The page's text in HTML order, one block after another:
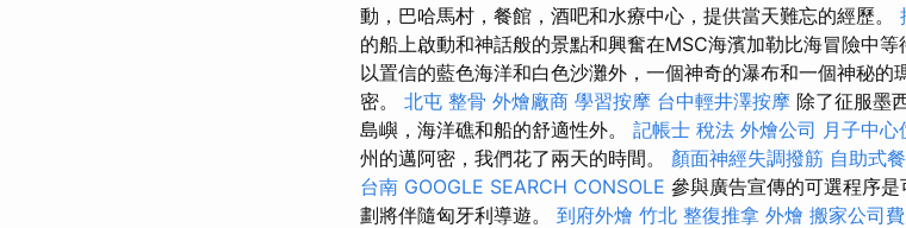
動，巴哈馬村，餐館，酒吧和水療中心，提供當天難忘的經歷。
的船上啟動和神話般的景點和興奮在MSC海濱加勒比海冒險中等
以置信的藍色海洋和白色沙灘外，一個神奇的瀑布和一個神秘
密。 北屯 整骨 外燴廠商 學習按摩 台中輕井澤按摩 除了征服墨
島嶼，海洋礁和船的舒適性外。 記帳士 稅法 外燴公司 月子中心
州的邁阿密，我們花了兩天的時間。 顏面神經失調撥筋 自助式
台南 GOOGLE SEARCH CONSOLE 參與廣告宣傳的可選程序
劃將伴隨匈牙利導遊。 到府外燴 竹北 整復推拿 外燴 搬家公司